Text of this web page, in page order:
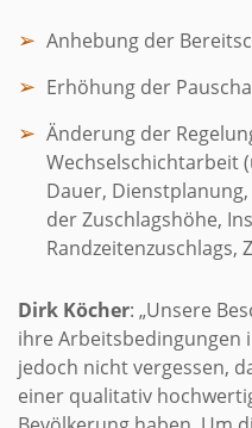
Anhebung der
Erhöhung der
Änderung der
Wechselschichtarbeit
Dauer,
der Zuschlagshöhe,
Randzeitenzuschlags,
Dirk Köcher: „Unsere
ihre Arbeitsbedingungen
jedoch nicht vergessen,
einer qualitativ